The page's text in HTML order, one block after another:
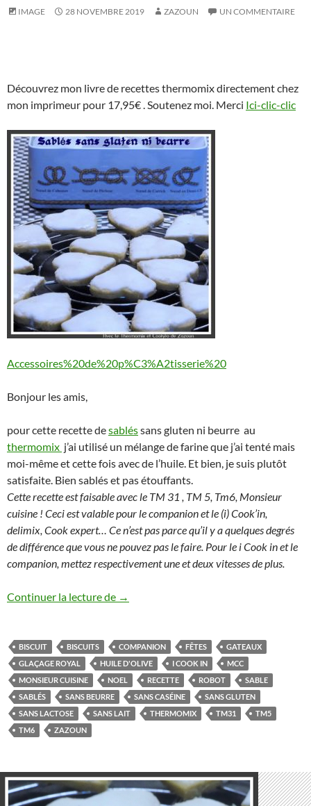
IMAGE 28 NOVEMBRE 2019 ZAZOUN UN COMMENTAIRE
Découvrez mon livre de recettes thermomix directement chez
mon imprimeur pour 17,95€ . Soutenez moi. Merci Ici-clic-clic
Accessoires%20de%20p%C3%A2tisserie%20
Bonjour les amis,
pour cette recette desabléssans gluten ni beurre au
thermomix j’ai utilisé un mélange de farine que j’ai tenté mais
moi-même et cette fois avec de l’huile. Et bien, je suis plutôt
satisfaite. Bien sablés et pas étouffants.
Cette recette est faisable avec le TM 31 , TM 5, Tm6, Monsieur
cuisine ! Ceci est valable pour le companion et le (i) Cook’in,
delimix, Cook expert… Ce n’est pas parce qu’il y a quelques degrés
de différence que vous ne pouvez pas le faire. Pour le i Cook in et le
companion, mettez respectivement une et deux vitesses de plus.
Continuer la lecture de Sablés sans gluten ni beurre (huile
→
BISCUIT BISCUITS COMPANION FÊTES
GATEAUX
GLAÇAGE ROYAL
HUILE D'OLIVE I COOK IN
MCC
MONSIEUR CUISINE
NOEL RECETTE ROBOT
SABLE
SABLÉS
SANS BEURRE SANS CASÉINE
SANS GLUTEN
SANS LACTOSE
SANS LAIT THERMOMIX TM31
TM5
TM6
ZAZOUN